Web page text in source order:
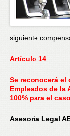
siguiente
Artículo 14
Se reconocerá el
Empleados de la
100% para el
Asesoría Legal